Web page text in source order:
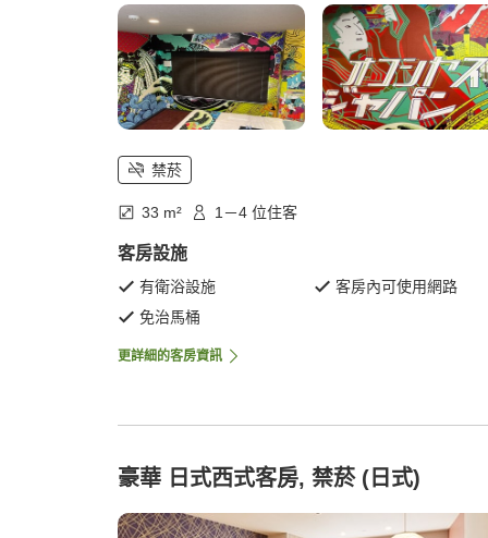
禁菸
33 m² 1－4 位住客
客房設施
有衛浴設施
客房內可使用網路
免治馬桶
更詳細的客房資訊
豪華 日式西式客房, 禁菸 (日式)